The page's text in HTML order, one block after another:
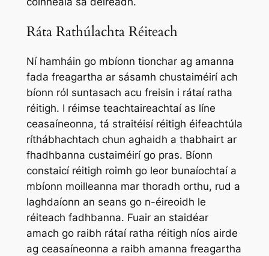
Ráta Rathúlachta Réiteach
Ní hamháin go mbíonn tionchar ag amanna
fada freagartha ar sásamh chustaiméirí ach
bíonn ról suntasach acu freisin i rátaí ratha
réitigh. I réimse teachtaireachtaí as líne
ceasaíneonna, tá straitéisí réitigh éifeachtúla
ríthábhachtach chun aghaidh a thabhairt ar
fhadhbanna custaiméirí go pras. Bíonn
constaicí réitigh roimh go leor bunaíochtaí a
mbíonn moilleanna mar thoradh orthu, rud a
laghdaíonn an seans go n-éireoidh le
réiteach fadhbanna. Fuair an staidéar
amach go raibh rátaí ratha réitigh níos airde
ag ceasaíneonna a raibh amanna freagartha